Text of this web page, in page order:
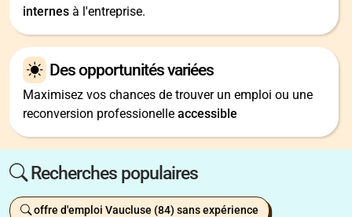
internes à l'entreprise.
Des opportunités variées
Maximisez vos chances de trouver un emploi ou une
reconversion professionelle accessible
Recherches populaires
offre d'emploi Vaucluse (84) sans expérience